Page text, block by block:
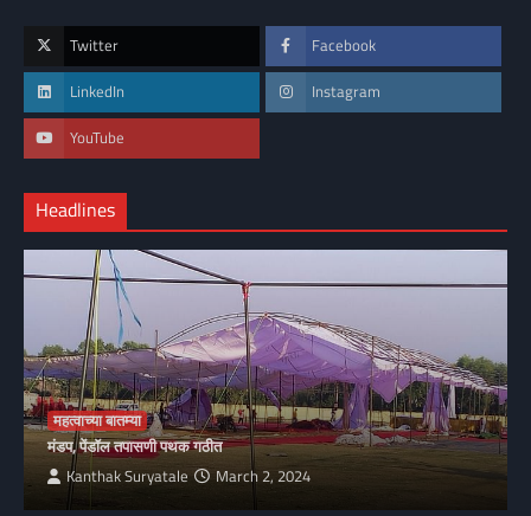
Twitter Facebook
LinkedIn Instagram
YouTube
Headlines
महत्वाच्या बातम्या
मंडप, पेंडॉल तपासणी पथक गठीत
Kanthak Suryatale March 2, 2024